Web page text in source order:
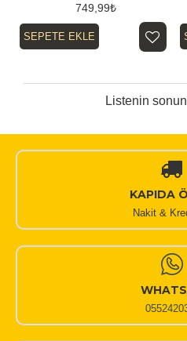
749,99₺
SEPETE EKLE
Listenin
KAPIDA
Nakit &